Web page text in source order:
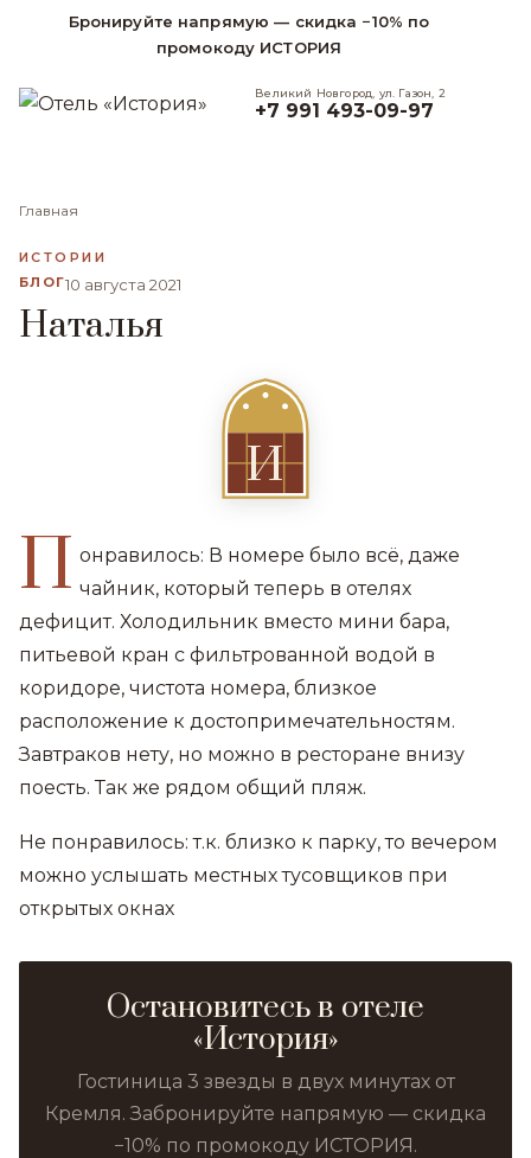
Бронируйте напрямую — скидка −10% по
промокоду ИСТОРИЯ
Великий Новгород, ул. Газон, 2
+7 991 493-09-97
Главная
ИСТОРИИ
БЛОГ10 августа 2021
Наталья
И
П онравилось: В номере было всё, даже
чайник, который теперь в отелях
дефицит. Холодильник вместо мини бара,
питьевой кран с фильтрованной водой в
коридоре, чистота номера, близкое
расположение к достопримечательностям.
Завтраков нету, но можно в ресторане внизу
поесть. Так же рядом общий пляж.
Не понравилось: т.к. близко к парку, то вечером
можно услышать местных тусовщиков при
открытых окнах
Остановитесь в отеле
«История»
Гостиница 3 звезды в двух минутах от
Кремля. Забронируйте напрямую — скидка
−10% по промокоду ИСТОРИЯ.